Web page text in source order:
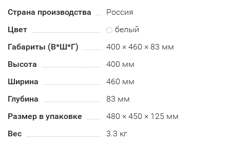
Страна производства
Россия
Цвет
белый
Габариты (В*Ш*Г)
400 × 460 × 83 мм
Высота
400 мм
Ширина
460 мм
Глубина
83 мм
Размер в упаковке
480 × 450 × 125 мм
Вес
3.3 кг